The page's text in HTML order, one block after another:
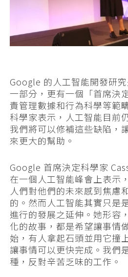
Google 的人工智能開發研
一部分，更有一個「首席決
責管理數據和行為科學等範
科學家表示，人工智能目前
我們將可以修補這些缺陷，
來更大的幫助。
Google 首席決定科學家
在一個人工智能峰會上表示
人們對他們的未來感到焦慮
的。然而人工智能其實只是
進行的發展之延伸。她形容
化的故事，都是希望讓事情
始，有人拿起石頭並用它撞
讓事情可以更快完成。我們
種，反對辛苦乏味的工作。